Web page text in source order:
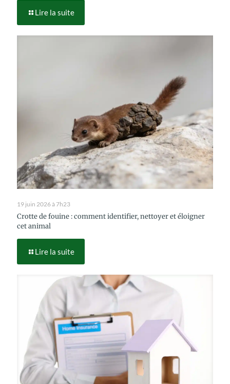
Lire la suite
19 juin 2026 à 7h23
Crotte de fouine : comment identifier, nettoyer et éloigner
cet animal
Lire la suite